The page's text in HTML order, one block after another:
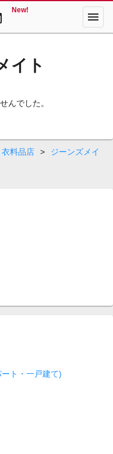
New! menu
イト
んでした。
衣料品店 >
ジーンズメイ
ト・一戸建て)